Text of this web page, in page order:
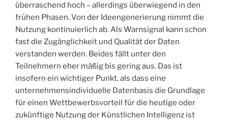
überraschend hoch – allerdings überwiegend in den
frühen Phasen. Von der Ideengenerierung nimmt die
Nutzung kontinuierlich ab. Als Warnsignal kann schon
fast die Zugänglichkeit und Qualität der Daten
verstanden werden. Beides fällt unter den
Teilnehmern eher mäßig bis gering aus. Das ist
insofern ein wichtiger Punkt, als dass eine
unternehmensindividuelle Datenbasis die Grundlage
für einen Wettbewerbsvorteil für die heutige oder
zukünftige Nutzung der Künstlichen Intelligenz ist